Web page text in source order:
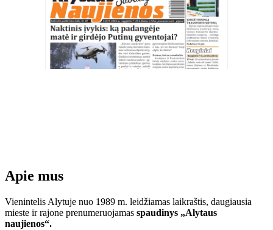
Apie mus
Vienintelis Alytuje nuo 1989 m. leidžiamas laikraštis, daugiausia
mieste ir rajone prenumeruojamas spaudinys „Alytaus
naujienos“.